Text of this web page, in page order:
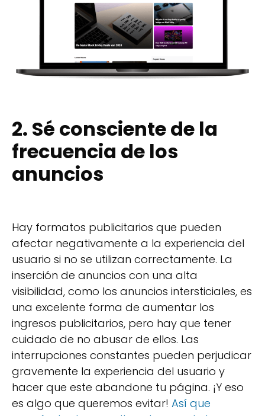
2. Sé consciente de la
frecuencia de los
anuncios
Hay formatos publicitarios que pueden
afectar negativamente a la experiencia del
usuario si no se utilizan correctamente. La
inserción de anuncios con una alta
visibilidad, como los anuncios intersticiales, es
una excelente forma de aumentar los
ingresos publicitarios, pero hay que tener
cuidado de no abusar de ellos. Las
interrupciones constantes pueden perjudicar
gravemente la experiencia del usuario y
hacer que este abandone tu página. ¡Y eso
es algo que queremos evitar! Así que